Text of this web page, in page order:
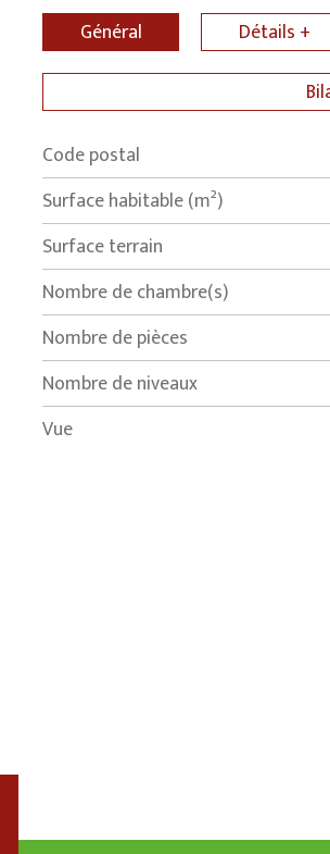
Général Détails +
Label Value
Code postal
Surface habitable (m²)
surface terrain
Nombre de chambre(s)
Nombre de pièces
Nombre de niveaux
Vue